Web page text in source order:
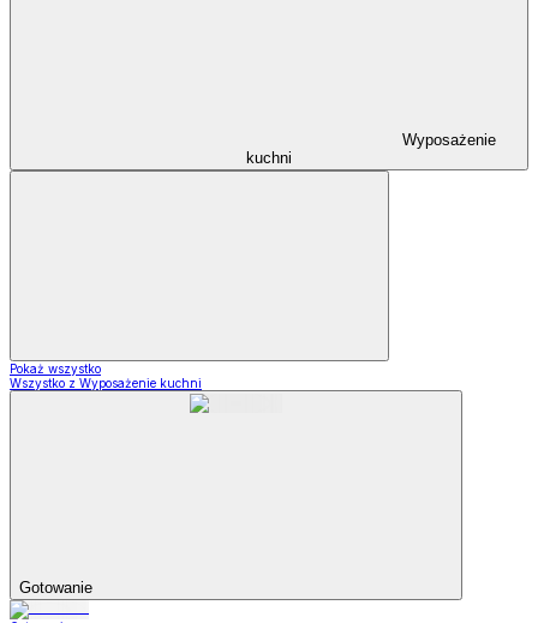
Wyposażenie
kuchni
Pokaż wszystko
Wszystko z Wyposażenie kuchni
Gotowanie